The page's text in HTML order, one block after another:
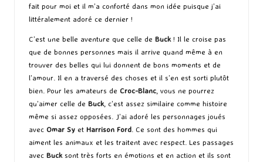
fait pour moi et il m’a conforté dans mon idée puisque j’ai
littéralement adoré ce dernier !
C’est une belle aventure que celle de Buck ! Il le croise pas
que de bonnes personnes mais il arrive quand même à en
trouver des belles qui lui donnent de bons moments et de
l’amour. Il en a traversé des choses et il s’en est sorti plutôt
bien. Pour les amateurs de Croc-Blanc , vous ne pourrez
qu’aimer celle de Buck , c’est assez similaire comme histoire
même si assez opposées. J’ai adoré les personnages joués
avec Omar Sy et Harrison Ford . Ce sont des hommes qui
aiment les animaux et les traitent avec respect. Les passages
avec Buck sont très forts en émotions et en action et ils sont